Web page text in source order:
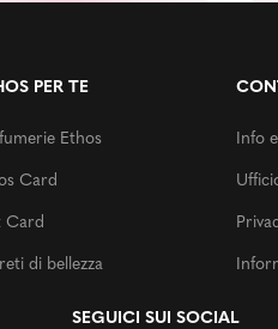
PER TE
Ethos
Card
Card
di bellezza
Info
SEGUICI SUI SOCIAL